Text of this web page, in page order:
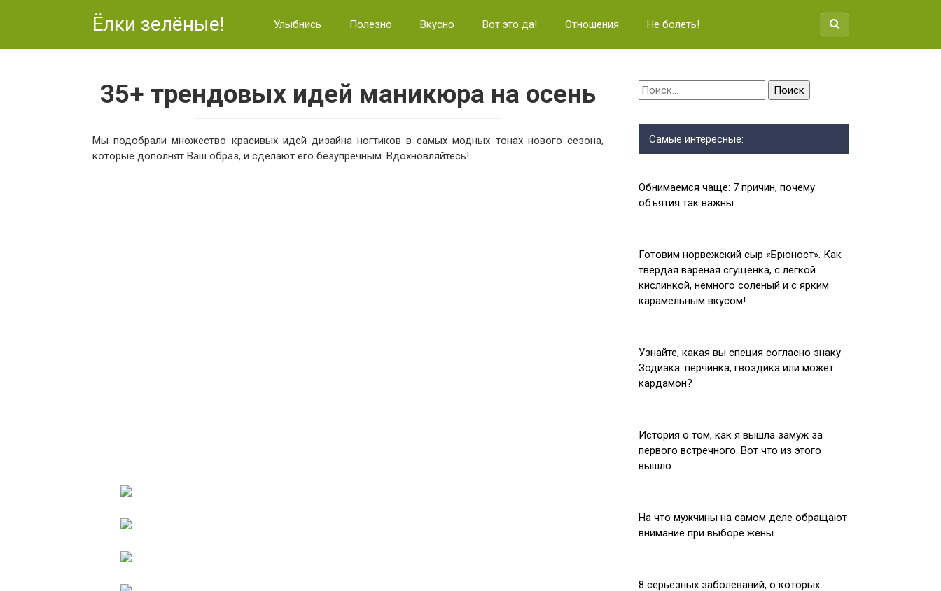
Ёлки зелёные! Улыбнись Полезно Вкусно Вот это да! Отношения Не болеть!
35+ трендовых идей маникюра на осень
Мы подобрали множество красивых идей дизайна ногтиков в самых модных тонах нового сезона,
которые дополнят Ваш образ, и сделают его безупречным. Вдохновляйтесь!
Найти:
Самые интересные:
Обнимаемся чаще: 7 причин, почему
объятия так важны
Готовим норвежский сыр «Брюност». Как
твердая вареная сгущенка, с легкой
кислинкой, немного соленый и с ярким
карамельным вкусом!
Узнайте, какая вы специя согласно знаку
Зодиака: перчинка, гвоздика или может
кардамон?
История о том, как я вышла замуж за
первого встречного. Вот что из этого
вышло
На что мужчины на самом деле обращают
внимание при выборе жены
8 серьезных заболеваний, о которых